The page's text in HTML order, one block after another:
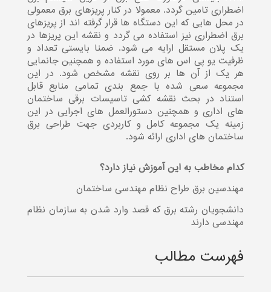
اضطراری تامین گردد. معمولا در کنار پریزهای برق معمولی
در محل هایی که این دستگاه ها قرار گرفته اند از پریزهای
برق اضطراری نیز استفاده می گردد و نقشه این پریزها در
یک پلان مستقل ارایه می شود. ضمنا بایستی تعداد و
ظرفیت یو پی اس های مورد استفاده و همچنین جانمایی
هر یک از آن ها بر روی نقشه مشخص شود. در این
مجموعه سعی شده با جمع بندی تمامی منابع قابل
استناد در بحث نقشه کشی تاسیسات برقی ساختمان
های اداری و همچنین دستورالعمل های اجرایی در این
زمینه یک مجموعه کامل و کاربردی جهت طراحی برق
ساختمان های اداری ارائه شود.
کدام مخاطب به این آموزش نیاز دارد؟
مهندسین برق طراح نظام مهندسی ساختمان
دانشجویان رشته برق که قصد وارد شدن به سازمان نظام
مهندسی دارند
فهرست مطالب